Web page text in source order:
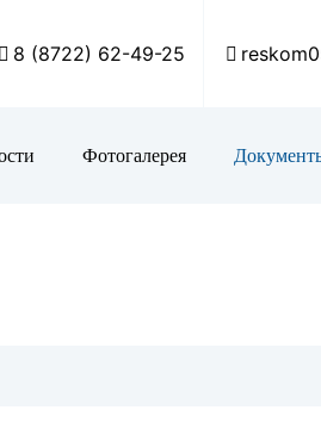
8 (8722) 62-49-25
Фотогалерея